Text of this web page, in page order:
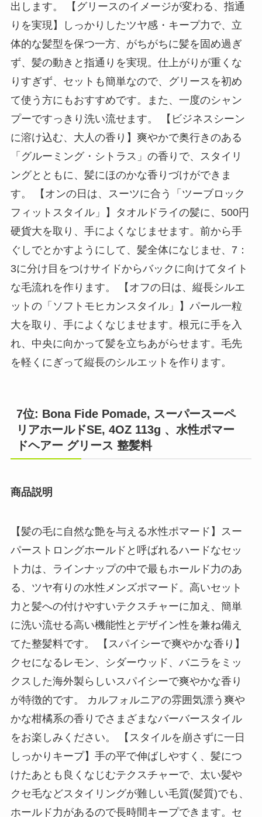
出します。 【グリースのイメージが変わる、指通
りを実現】しっかりしたツヤ感・キープ力で、立
体的な髪型を保つ一方、がちがちに髪を固め過ぎ
ず、髪の動きと指通りを実現。仕上がりが重くな
りすぎず、セットも簡単なので、グリースを初め
て使う方にもおすすめです。また、一度のシャン
プーですっきり洗い流せます。 【ビジネスシーン
に溶け込む、大人の香り】爽やかで奥行きのある
「グルーミング・シトラス」の香りで、スタイリ
ングとともに、髪にほのかな香りづけができま
す。 【オンの日は、スーツに合う「ツーブロック
フィットスタイル」】タオルドライの髪に、500円
硬貨大を取り、手によくなじませます。前から手
ぐしでとかすようにして、髪全体になじませ、7：
3に分け目をつけサイドからバックに向けてタイト
な毛流れを作ります。 【オフの日は、縦長シルエ
ットの「ソフトモヒカンスタイル」】パール一粒
大を取り、手によくなじませます。根元に手を入
れ、中央に向かって髪を立ちあがらせます。毛先
を軽くにぎって縦長のシルエットを作ります。
7位: Bona Fide Pomade, スーパースーペ
リアホールドSE, 4OZ 113g 、水性ポマー
ドヘアー グリース 整髪料
商品説明
【髪の毛に自然な艶を与える水性ポマード】スー
パーストロングホールドと呼ばれるハードなセッ
ト力は、ラインナップの中で最もホールド力のあ
る、ツヤ有りの水性メンズポマード。高いセット
力と髪への付けやすいテクスチャーに加え、簡単
に洗い流せる高い機能性とデザイン性を兼ね備え
てた整髪料です。 【スパイシーで爽やかな香り】
クセになるレモン、シダーウッド、バニラをミッ
クスした海外製らしいスパイシーで爽やかな香り
が特徴的です。 カルフォルニアの雰囲気漂う爽や
かな柑橘系の香りでさまざまなバーバースタイル
をお楽しみください。 【スタイルを崩さずに一日
しっかりキープ】手の平で伸ばしやすく、髪につ
けたあとも良くなじむテクスチャーで、太い髪や
クセ毛などスタイリングが難しい毛質(髪質)でも、
ホールド力があるので長時間キープできます。セ